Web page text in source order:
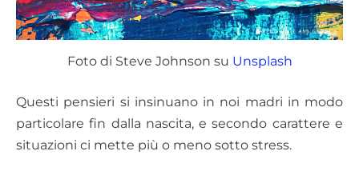
Foto di Steve Johnson su Unsplash
Questi pensieri si insinuano in noi madri in modo
particolare fin dalla nascita, e secondo carattere e
situazioni ci mette più o meno sotto stress.